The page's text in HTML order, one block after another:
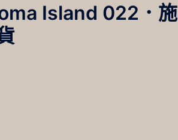
Island 022．施